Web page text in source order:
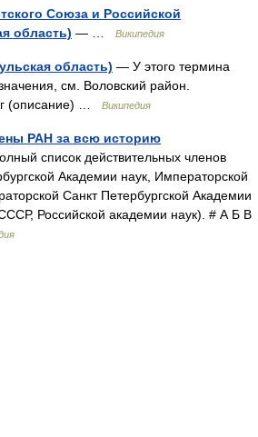
Союза и Российской
область) — … Википедия
область) — У этого термина
см. Воловский район.
(описание) …
Википедия
РАН за всю историю
список действительных членов
Академии наук, Императорской
Санкт Петербургской Академии
Российской академии наук). # А Б В